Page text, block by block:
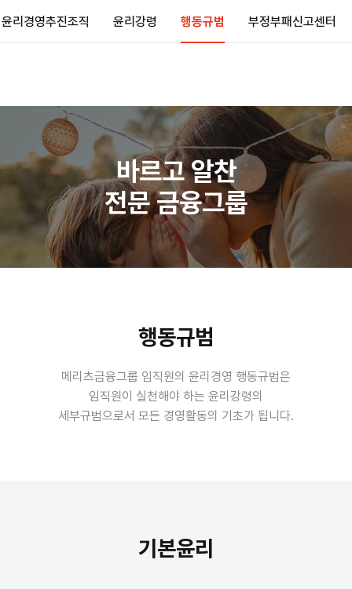
윤리경영추진조직 윤리강령 행동규범 부정부패신고센터
바르고 알찬
전문 금융그룹
행동규범
메리츠금융그룹 임직원의 윤리경영 행동규범은
임직원이 실천해야 하는 윤리강령의
세부규범으로서 모든 경영활동의 기초가 됩니다.
기본윤리